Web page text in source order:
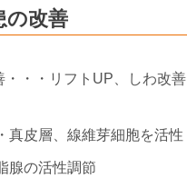
の改善
・・・リフトUP、しわ改
真皮層、線維芽細胞を活性
腺の活性調節